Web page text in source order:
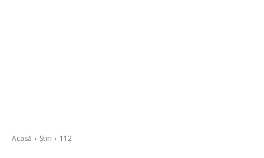
Acasă Stiri 112